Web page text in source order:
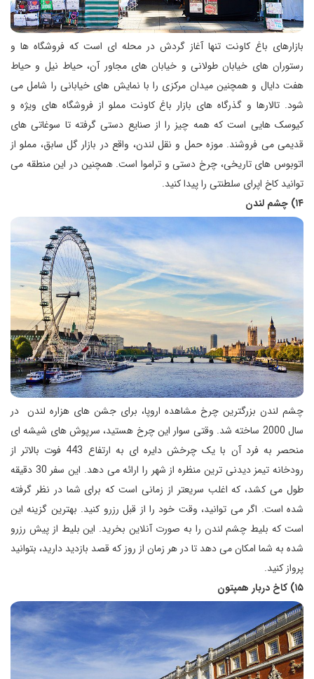
بازارهای باغ کاونت تنها آغاز گردش در محله ای است که فروشگاه ها و
رستوران های خیابان طولانی و خیابان های مجاور آن، حیاط نیل و حیاط
هفت دایال و همچنین میدان مرکزی را با نمایش های خیابانی را شامل می
شود. تالارها و گذرگاه های بازار باغ کاونت مملو از فروشگاه های ویژه و
کیوسک هایی است که همه چیز را از صنایع دستی گرفته تا سوغاتی های
قدیمی می فروشند. موزه حمل و نقل لندن، واقع در بازار گل سابق، مملو از
اتوبوس های تاریخی، چرخ دستی و تراموا است. همچنین در این منطقه می
توانید کاخ اپرای سلطنتی را پیدا کنید.
۱۴) چشم لندن
چشم لندن بزرگترین چرخ مشاهده اروپا، برای جشن های هزاره لندن در
سال 2000 ساخته شد. وقتی سوار این چرخ هستید، سرپوش های شیشه ای
منحصر به فرد آن با یک چرخش دایره ای به ارتفاع 443 فوت بالاتر از
رودخانه تیمز دیدنی ترین منظره از شهر را ارائه می دهد. این سفر 30 دقیقه
طول می کشد، که اغلب سریعتر از زمانی است که برای شما در نظر گرفته
شده است. اگر می توانید، وقت خود را از قبل رزرو کنید. بهترین گزینه این
است که بلیط چشم لندن را به صورت آنلاین بخرید. این بلیط از پیش رزرو
شده به شما امکان می دهد تا در هر زمان از روز که قصد بازدید دارید، بتوانید
پرواز کنید.
۱۵) کاخ دربار همپتون